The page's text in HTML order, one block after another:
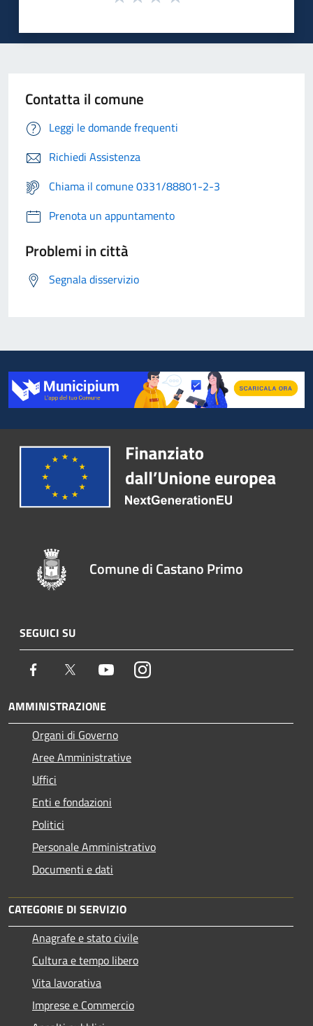
Contatta il comune
Leggi le domande frequenti
Richiedi Assistenza
Chiama il comune 0331/88801-2-3
Prenota un appuntamento
Problemi in città
Segnala disservizio
Comune di Castano Primo
SEGUICI SU
Facebook Twitter YoutubeInstagram
AMMINISTRAZIONE
Organi di Governo
Aree Amministrative
Uffici
Enti e fondazioni
Politici
Personale Amministrativo
Documenti e dati
CATEGORIE DI SERVIZIO
Anagrafe e stato civile
Cultura e tempo libero
Vita lavorativa
Imprese e Commercio